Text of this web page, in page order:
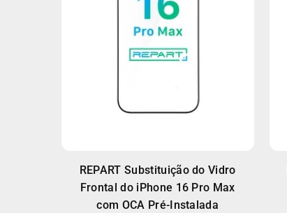
REPART Substituição do Vidro
Frontal do iPhone 16 Pro Max
com OCA Pré-Instalada